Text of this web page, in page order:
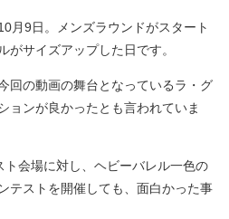
月9日。メンズラウンドがスタート
がサイズアップした日です。
回の動画の舞台となっているラ・グ
ョンが良かったとも言われていま
会場に対し、ヘビーバレル一色の
テストを開催しても、面白かった事